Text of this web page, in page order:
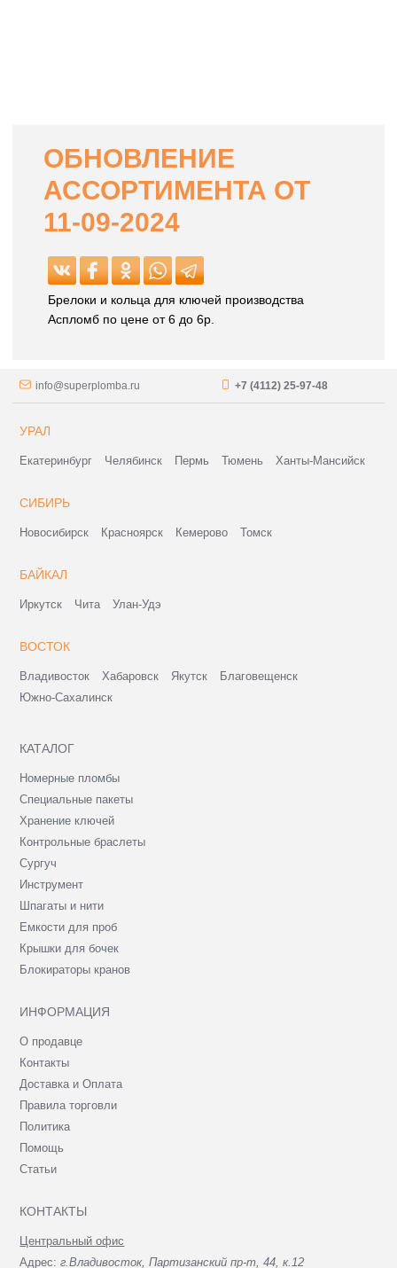
ОБНОВЛЕНИЕ
АССОРТИМЕНТА ОТ
11-09-2024
Брелоки и кольца для ключей производства
Аспломб по цене от 6 до 6р.
info@superplomba.ru +7 (4112) 25-97-48
УРАЛ
Екатеринбург Челябинск Пермь Тюмень Ханты-Мансийск
СИБИРЬ
Новосибирск Красноярск Кемерово Томск
БАЙКАЛ
Иркутск Чита Улан-Удэ
ВОСТОК
Владивосток Хабаровск Якутск
Благовещенск
Южно-Сахалинск
КАТАЛОГ
Номерные пломбы
Специальные пакеты
Хранение ключей
Контрольные браслеты
Сургуч
Инструмент
Шпагаты и нити
Емкости для проб
Крышки для бочек
Блокираторы кранов
ИНФОРМАЦИЯ
О продавце
Контакты
Доставка и Оплата
Правила торговли
Политика
Помощь
Статьи
КОНТАКТЫ
Центральный офис
Адрес:г.Владивосток, Партизанский пр-т, 44, к.12